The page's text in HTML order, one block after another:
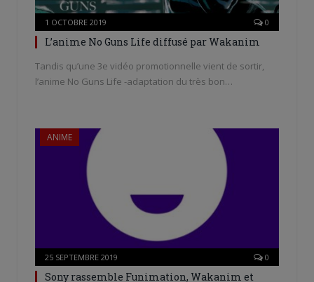
1 OCTOBRE 2019 0
L’anime No Guns Life diffusé par Wakanim
Tandis qu’une 3e vidéo promotionnelle vient de sortir,
l’anime No Guns Life -adaptation du très bon…
ANIME
25 SEPTEMBRE 2019 0
Sony rassemble Funimation, Wakanim et